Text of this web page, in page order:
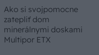
Ako si svojpomocne
zatepliť dom
minerálnymi doskami
Multipor ETX